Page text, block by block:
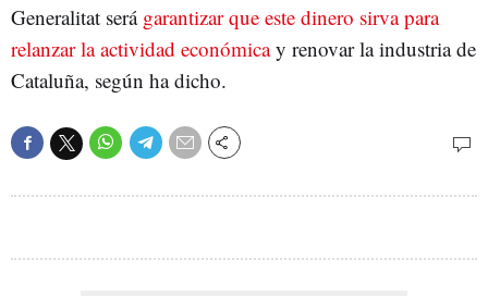
Generalitat será garantizar que este dinero sirva para
relanzar la actividad económicay renovar la industria de
Cataluña, según ha dicho.